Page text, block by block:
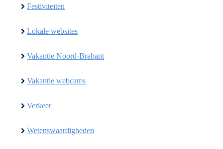
Festiviteiten
Lokale websites
Vakantie Noord-Brabant
Vakantie webcams
Verkeer
Wetenswaardigheden